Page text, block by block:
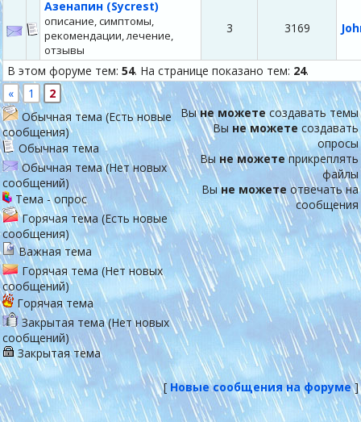
Азенапин (Sycrest)
описание, симптомы,
рекомендации, лечение,
отзывы
3 3169
В этом форуме тем: 54. На странице показано тем: 24.
«
1
2
Обычная тема (Есть новые
сообщения)
Обычная тема
Обычная тема (Нет новых
сообщений)
Тема - опрос
Горячая тема (Есть новые
сообщения)
Важная тема
Горячая тема (Нет новых
сообщений)
Горячая тема
Закрытая тема (Нет новых
сообщений)
Закрытая тема
Выне можетесоздавать темы
Вы не можете создавать
опросы
Вы не можетеприкреплять
файлы
Выне можете отвечать на
сообщения
[ Новые сообщения на форуме]